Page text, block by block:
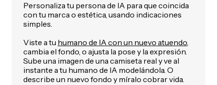
Personaliza tu persona de IA para que coincida
con tu marca o estética, usando indicaciones
simples.
Viste a tu humano de IA con un nuevo atuendo,
cambia el fondo, o ajusta la pose y la expresión.
Sube una imagen de una camiseta real y ve al
instante a tu humano de IA modelándola. O
describe un nuevo fondo y míralo cobrar vida.